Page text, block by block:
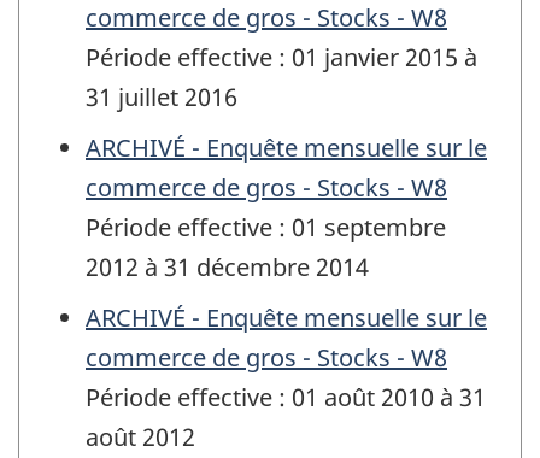
commerce de gros - Stocks - W8
Période effective : 01 janvier 2015 à
31 juillet 2016
ARCHIVÉ - Enquête mensuelle sur le
commerce de gros - Stocks - W8
Période effective : 01 septembre
2012 à 31 décembre 2014
ARCHIVÉ - Enquête mensuelle sur le
commerce de gros - Stocks - W8
Période effective : 01 août 2010 à 31
août 2012